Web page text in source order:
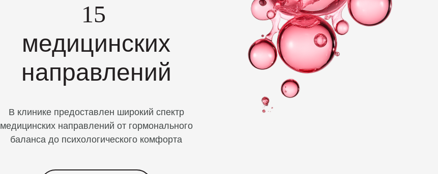
медицинских
направлений
В клинике предоставлен широкий спектр
медицинских направлений от гормонального
баланса до психологического комфорта
15